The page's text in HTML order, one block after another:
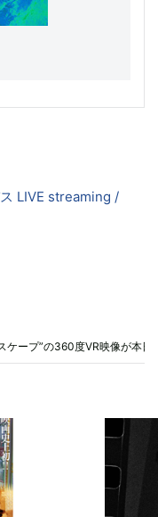
LIVE streaming /
ケープ”の360度VR映像が本日